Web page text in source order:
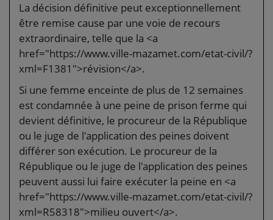
La décision définitive peut exceptionnellement
être remise cause par une voie de recours
extraordinaire, telle que la <a
href="https://www.ville-mazamet.com/etat-civil/?
xml=F1381">révision</a>.
Si une femme enceinte de plus de 12 semaines
est condamnée à une peine de prison ferme qui
devient définitive, le procureur de la République
ou le juge de l'application des peines doivent
différer son exécution. Le procureur de la
République ou le juge de l'application des peines
peuvent aussi lui faire exécuter la peine en <a
href="https://www.ville-mazamet.com/etat-civil/?
xml=R58318">milieu ouvert</a>.